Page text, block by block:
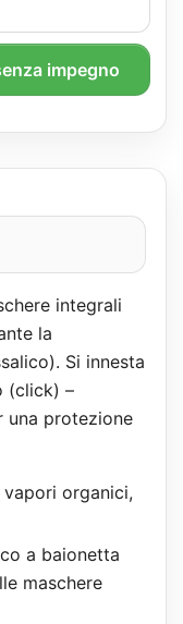
impegno
integrali
la
Si innesta
(click) –
una protezione
organici,
a baionetta
maschere